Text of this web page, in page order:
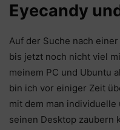
Eyecandy
Auf der Suche nach
bis jetzt noch nicht viel
meinem PC und Ubuntu
bin ich vor einiger Zeit
mit dem man
seinen Desktop zaubern